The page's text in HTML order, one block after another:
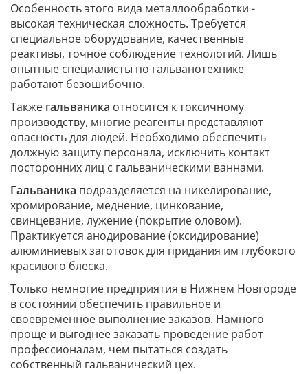
Особенность этого вида металлообработки -
высокая техническая сложность. Требуется
специальное оборудование, качественные
реактивы, точное соблюдение технологий. Лишь
опытные специалисты по гальванотехнике
работают безошибочно.
Также гальваника относится к токсичному
производству, многие реагенты представляют
опасность для людей. Необходимо обеспечить
должную защиту персонала, исключить контакт
посторонних лиц с гальваническими ваннами.
Гальваника подразделяется на никелирование,
хромирование, меднение, цинкование,
свинцевание, лужение (покрытие оловом).
Практикуется анодирование (оксидирование)
алюминиевых заготовок для придания им глубокого
красивого блеска.
Только немногие предприятия в Нижнем Новгороде
в состоянии обеспечить правильное и
своевременное выполнение заказов. Намного
проще и выгоднее заказать проведение работ
профессионалам, чем пытаться создать
собственный гальванический цех.